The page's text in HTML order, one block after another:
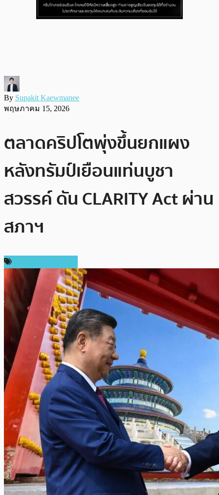
By Supakit Kaewmanee
พฤษภาคม 15, 2026
ตลาดคริปโตพุ่งขึ้นยกแผง
หลังทรัมป์เยือนแท่นบูชา
สวรรค์ ดัน CLARITY Act ผ่าน
สภาฯ